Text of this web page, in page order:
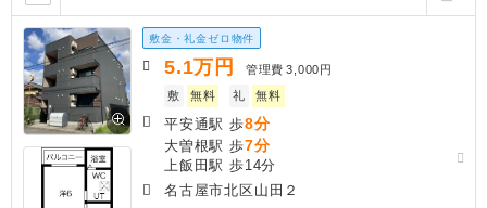
敷金・礼金ゼロ物件
5.1万円 管理費 3,000円
敷
無料 礼 無料
平安通駅 歩8分
大曽根駅 歩7分
上飯田駅 歩14分
名古屋市北区山田２